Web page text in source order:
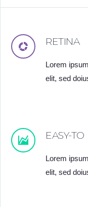
RETINA
Lorem
elit, sed
EASY-TO
Lorem
elit, sed